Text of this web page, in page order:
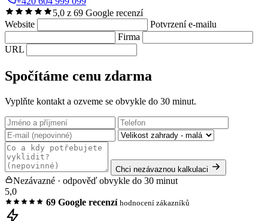
5,0 z 69 Google recenzí
Website
Potvrzení e-mailu
Firma
URL
Spočítáme cenu zdarma
Vyplňte kontakt a ozveme se obvykle do 30 minut.
Chci nezávaznou kalkulaci
Nezávazné · odpověď obvykle do 30 minut
5,0
69 Google recenzí hodnocení zákazníků